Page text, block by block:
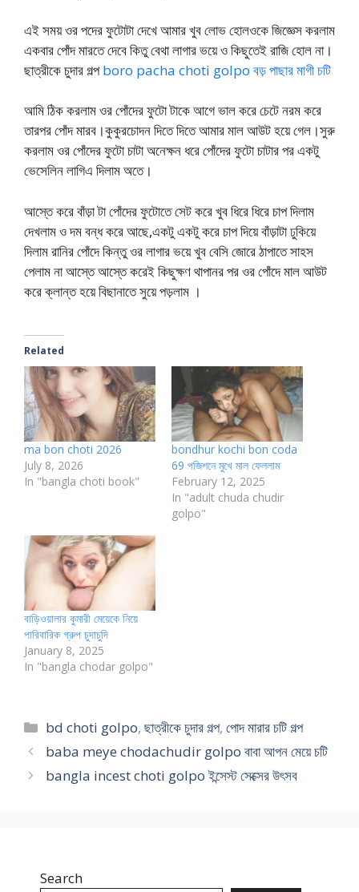
এই সময় ওর পদের ফুটোটা দেখে আমার খুব লোভ হোলওকে জিজ্ঞেস করলাম
একবার পোঁদ মারতে দেবে কিতু বেথা লাগার ভয়ে ও কিছুতেই রাজি হোল না।
ছাত্রীকে চুদার গল্পboro pacha choti golpo বড় পাছার মাগী চটি
আমি ঠিক করলাম ওর পোঁদের ফুটো টাকে আগে ভাল করে চেটে নরম করে
তারপর পোঁদ মারব।কুকুরচোদন দিতে দিতে আমার মাল আউট হয়ে গেল।সুরু
করলাম ওর পোঁদের ফুটো চাটা অনেক্ষন ধরে পোঁদের ফুটো চাটার পর একটু
ভেসেলিন লাগিএ দিলাম অতে।
আস্তে করে বাঁড়া টা পোঁদের ফুটোতে সেট করে খুব ধিরে ধিরে চাপ দিলাম
দেখলাম ও দম বন্ধ করে আছে,একটু একটু করে চাপ দিয়ে বাঁড়াটা ঢুকিয়ে
দিলাম রানির পোঁদে কিন্তু ওর লাগার ভয়ে খুব বেসি জোরে ঠাপাতে সাহস
পেলাম না আস্তে আস্তে করেই কিছুক্ষণ থাপানর পর ওর পোঁদে মাল আউট
করে ক্লান্ত হয়ে বিছানাতে সুয়ে পড়লাম ।
Related
ma bon choti 2026
July 8, 2026
In "bangla choti book"
bondhur kochi bon coda
69 পজিশনে মুখে মাল ফেললাম
February 12, 2025
In "adult chuda chudir
golpo"
বাড়িওয়ালার কুমারী মেয়েকে নিয়ে
পারিবারিক গ্রুপ চুদাচুদি
January 8, 2025
In "bangla chodar golpo"
Categories
bd choti golpo,ছাত্রীকে চুদার গল্প,পোদ মারার চটি গল্প
baba meye chodachudir golpo বাবা আপন মেয়ে চটি
bangla incest choti golpo ইন্সেস্ট সেক্সের উৎসব
Search